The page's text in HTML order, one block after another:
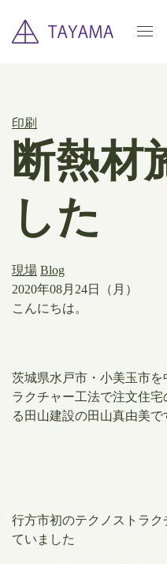
印刷
断熱材
した
現場 Blog
2020年08月24日（月）
こんにちは。
茨城県水戸市・小美玉市
ラクチャー工法で注文住
る田山建設の田山真由美で
行方市初のテクノストラ
ていました